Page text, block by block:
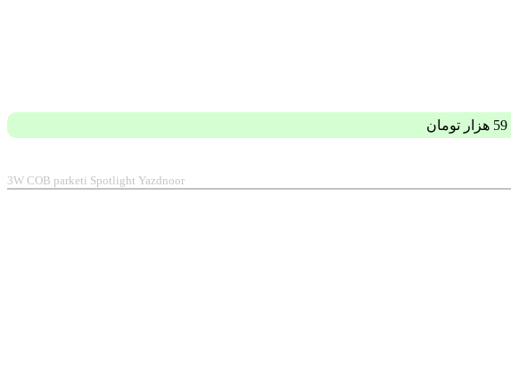
3W COB parketi Spotlight Yazdnoor